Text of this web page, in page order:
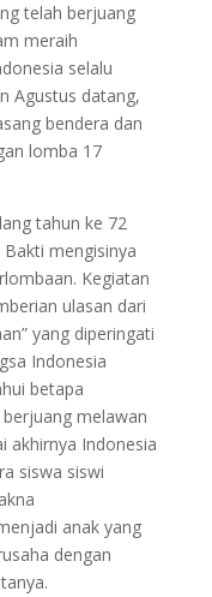
telah berjuang
meraih
selalu
Agustus datang,
bendera dan
lomba 17
tahun ke 72
mengisinya
Kegiatan
ulasan dari
yang diperingati
Indonesia
betapa
melawan
akhirnya Indonesia
siswa siswi
anak yang
dengan